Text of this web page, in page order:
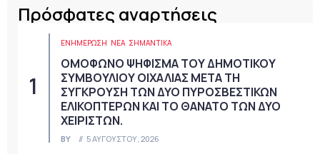
Πρόσφατες αναρτήσεις
ΕΝΗΜΕΡΩΣΗ ΝΈΑ ΣΗΜΑΝΤΙΚΆ
ΟΜΟΦΩΝΟ ΨΗΦΙΣΜΑ ΤΟΥ ΔΗΜΟΤΙΚΟΥ
ΣΥΜΒΟΥΛΙΟΥ ΟΙΧΑΛΙΑΣ ΜΕΤΑ ΤΗ
ΣΥΓΚΡΟΥΣΗ ΤΩΝ ΔΥΟ ΠΥΡΟΣΒΕΣΤΙΚΩΝ
ΕΛΙΚΟΠΤΕΡΩΝ ΚΑΙ ΤΟ ΘΑΝΑΤΟ ΤΩΝ ΔΥΟ
ΧΕΙΡΙΣΤΩΝ.
BY 5 ΑΥΓΟΎΣΤΟΥ, 2026